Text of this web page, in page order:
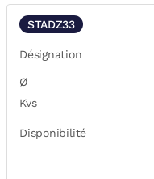
STADZ33
Désignation
Ø
Kvs
Disponibilité